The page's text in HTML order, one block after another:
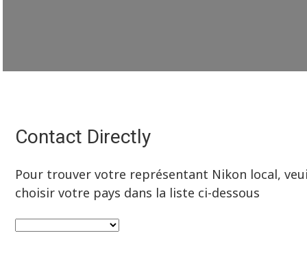
Contact Directly
Pour trouver votre représentant Nikon local,
choisir votre pays dans la liste ci-dessous